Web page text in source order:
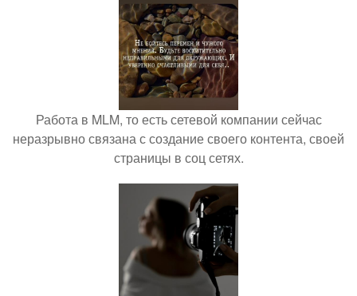
Работа в MLM, то есть сетевой компании сейчас
неразрывно связана с создание своего контента, своей
страницы в соц сетях.